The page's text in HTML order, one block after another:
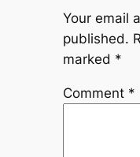
Your email
published.
marked *
Comment *